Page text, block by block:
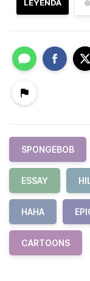
LEYENDA
SPONGEBOB
ESSAY
HAHA
CARTOONS